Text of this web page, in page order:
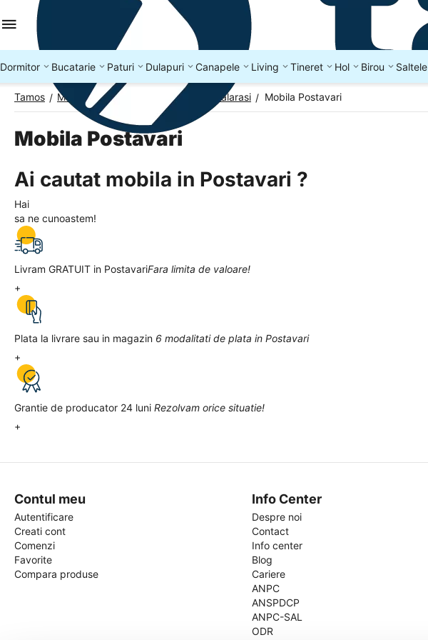
Dormitor Bucatarie Paturi Dulapuri Canapele Living Tineret Hol Birou Saltele
Tamos / Mobila Romania Mobila Judetul Calarasi / Mobila Postavari
Mobila Postavari
Ai cautat mobila in Postavari ?
Hai
sa ne cunoastem!
Livram GRATUIT in PostavariFara limita de valoare!
+
Plata la livrare sau in magazin 6 modalitati de plata in Postavari
+
Grantie de producator 24 luni Rezolvam orice situatie!
+
Contul meu
Autentificare
Creati cont
Comenzi
Favorite
Compara produse
Info Center
Despre noi
Contact
Info center
Blog
Cariere
ANPC
ANSPDCP
ANPC-SAL
ODR